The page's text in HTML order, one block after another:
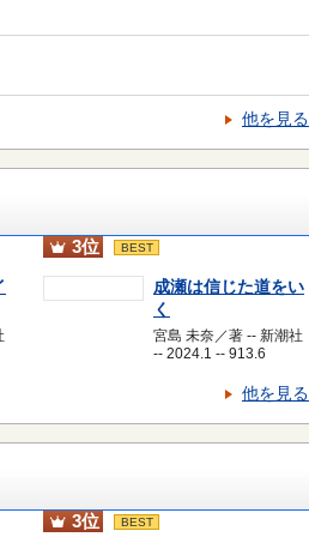
他を見る
3位 BEST
成瀬は信じた道をい
く
宮島 未奈／著 -- 新潮社
-- 2024.1 -- 913.6
他を見る
3位 BEST